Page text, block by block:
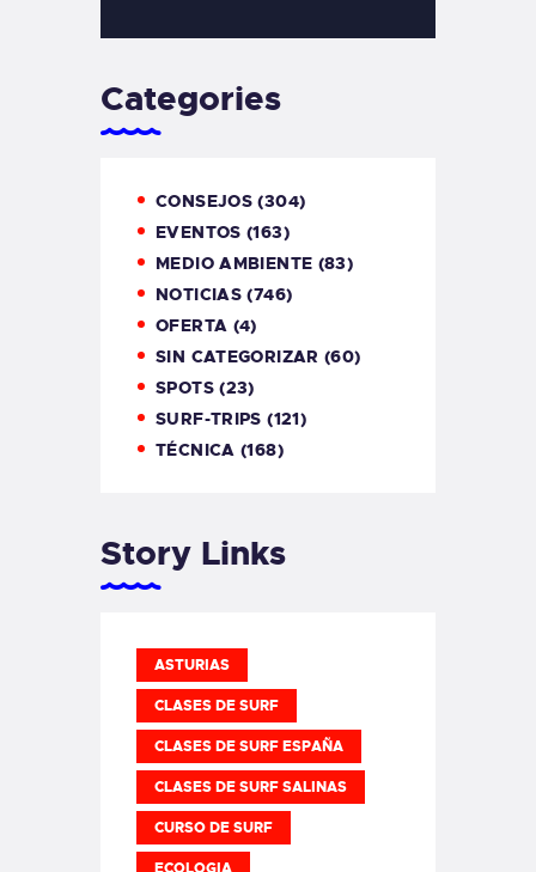
Categories
CONSEJOS (304)
EVENTOS (163)
MEDIO AMBIENTE (83)
NOTICIAS (746)
OFERTA (4)
SIN CATEGORIZAR (60)
SPOTS(23)
SURF-TRIPS (121)
TÉCNICA (168)
Story Links
ASTURIAS
CLASES DE SURF
CLASES DE SURF ESPAÑA
CLASES DE SURF SALINAS
CURSO DE SURF
ECOLOGIA